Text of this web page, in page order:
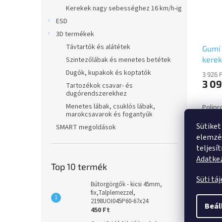
Süti
Kerekek nagy sebességhez 16 km/h-ig
ESD
3D termékek
Távtartók és alátétek
Szintezőlábak és menetes betétek
Dugók, kupakok és koptatók
Tartozékok csavar- és
dugórendszerekhez
Menetes lábak, csuklós lábak,
marokcsavarok és fogantyúk
SMART megoldások
Top 10 termék
Bútorgörgők - kicsi 45mm,
fix,Talplemezzel,
2198UOI045P60-67x24
450 Ft
3 926
3